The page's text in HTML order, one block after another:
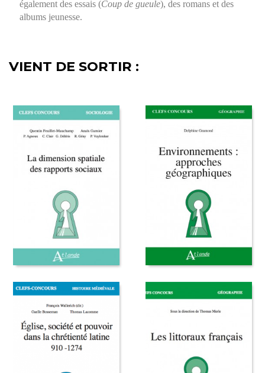
également des essais (Coup de gueule), des romans et des
albums jeunesse.
VIENT DE SORTIR :